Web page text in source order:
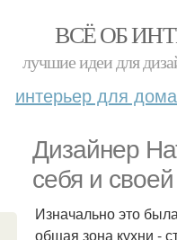
ВСЁ ОБ
лучшие идеи для
интерьер для дома
Дизайнер
себя и
Изначально это
общая зона кухни -